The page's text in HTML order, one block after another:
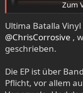
Zum
Ultima Batalla
@ChrisCorrosive ,
geschrieben.
Die EP ist über
Pflicht, vor allem